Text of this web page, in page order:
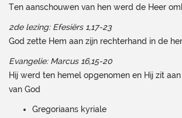
Ten aanschouwen van hen werd de Heer
2de lezing: Efesiërs 1,17-23
God zette Hem aan zijn rechterhand in de
Evangelie: Marcus 16,15-20
Hij werd ten hemel opgenomen en Hij zit
van God
Gregoriaans kyriale